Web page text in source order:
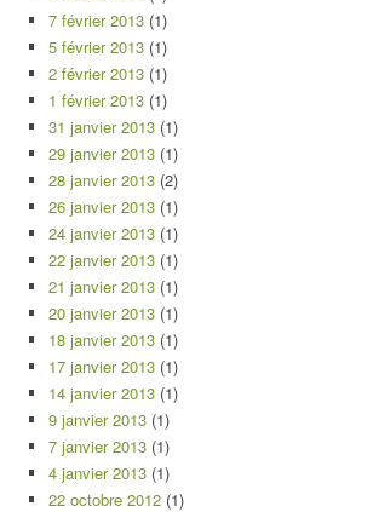
7 février 2013 (1)
5 février 2013 (1)
2 février 2013 (1)
1 février 2013 (1)
31 janvier 2013 (1)
29 janvier 2013 (1)
28 janvier 2013 (2)
26 janvier 2013 (1)
24 janvier 2013 (1)
22 janvier 2013 (1)
21 janvier 2013 (1)
20 janvier 2013 (1)
18 janvier 2013 (1)
17 janvier 2013 (1)
14 janvier 2013 (1)
9 janvier 2013 (1)
7 janvier 2013 (1)
4 janvier 2013 (1)
22 octobre 2012 (1)